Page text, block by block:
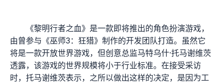
《黎明行者之血》是一款即将推出的角色扮演游戏，
由曾参与《巫师3：狂猎》制作的开发团队打造。虽然它
将是一款开放世界游戏，但创意总监马特乌什·托马谢维茨
透露，该游戏的世界规模将小于行业标准。在接受采访
时，托马谢维茨表示，之所以做出这样的决定，是因为工